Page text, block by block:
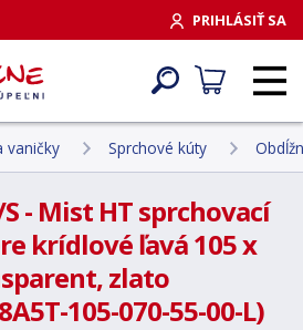
PRIHLÁSIŤ SA
vaničky Sprchové kúty
S - Mist HT sprchovací
krídlové ľavá 105 x
zlato
105-070-55-00-L)